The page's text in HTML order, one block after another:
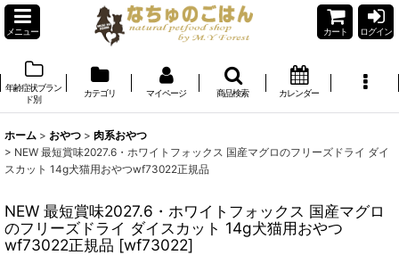
メニュー カート ログイン
年齢症状ブラン
ド別
カテゴリ マイページ 商品検索 カレンダー
ホーム > おやつ > 肉系おやつ
> NEW 最短賞味2027.6・ホワイトフォックス 国産マグロのフリーズドライ ダイ
スカット 14g犬猫用おやつwf73022正規品
NEW 最短賞味2027.6・ホワイトフォックス 国産マグロ
のフリーズドライ ダイスカット 14g犬猫用おやつ
wf73022正規品 [wf73022]